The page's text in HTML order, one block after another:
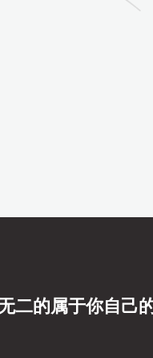
二的属于你自己的